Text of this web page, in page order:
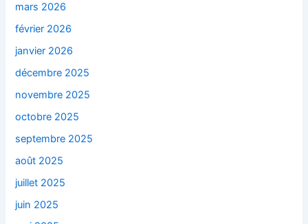
mars 2026
février 2026
janvier 2026
décembre 2025
novembre 2025
octobre 2025
septembre 2025
août 2025
juillet 2025
juin 2025